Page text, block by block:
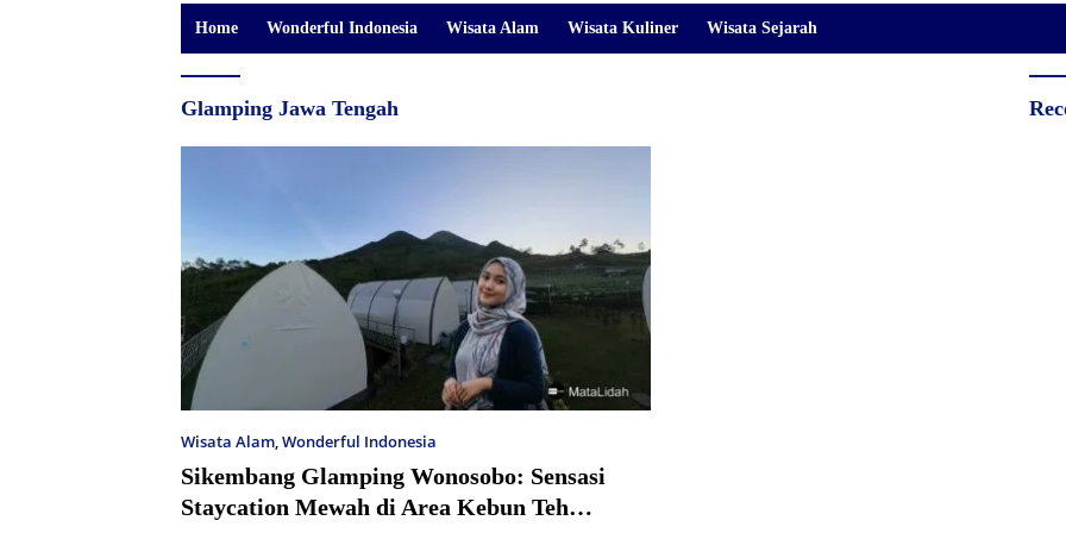
Home Wonderful Indonesia Wisata Alam Wisata Kuliner Wisata Sejarah
Glamping Jawa Tengah
Wisata Alam,Wonderful Indonesia
Sikembang Glamping Wonosobo: Sensasi
Staycation Mewah di Area Kebun Teh